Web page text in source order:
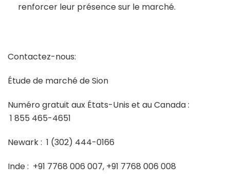
renforcer leur présence sur le marché.
Contactez-nous:
Étude de marché de Sion
Numéro gratuit aux États-Unis et au Canada :
1 855 465-4651
Newark : 1 (302) 444-0166
Inde : +91 7768 006 007, +91 7768 006 008